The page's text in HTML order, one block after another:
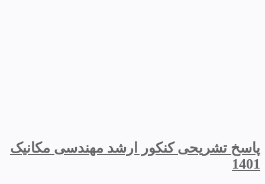
پاسخ تشریحی کنکور ارشد مهندسی مکانیک
1401